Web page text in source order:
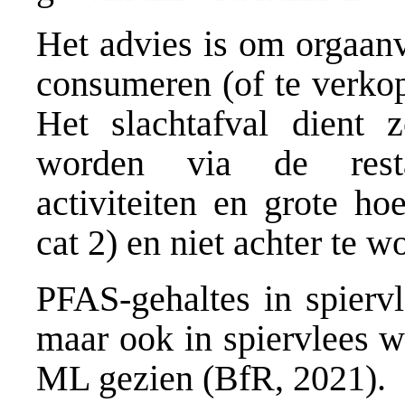
Het advies is om
consumeren (of te
Het slachtafval dient
worden via de
activiteiten en grote
cat 2) en niet achter te
PFAS-gehaltes in
maar ook in spiervlees
ML gezien (BfR, 2021).